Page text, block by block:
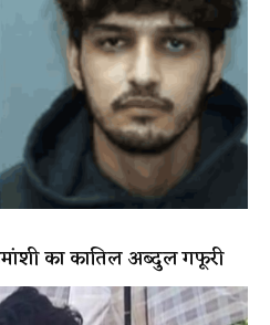
का कातिल अब्दुल गफूरी